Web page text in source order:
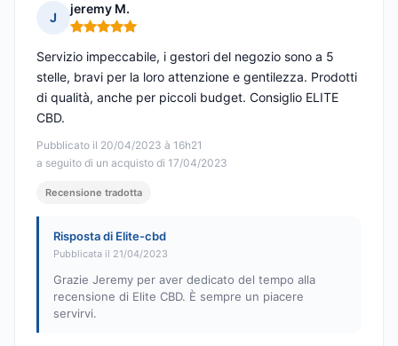
J
jeremy M.
Nota: 5 su 5
Pubblicato il 20/04/2023 à 16h21
a seguito di un acquisto di 17/04/2023
Servizio impeccabile, i gestori del negozio sono a 5
stelle, bravi per la loro attenzione e gentilezza. Prodotti
di qualità, anche per piccoli budget. Consiglio ELITE
CBD.
Recensione tradotta
Risposta di Elite-cbd
Pubblicata il 21/04/2023
Grazie Jeremy per aver dedicato del tempo alla
recensione di Elite CBD. È sempre un piacere
servirvi.